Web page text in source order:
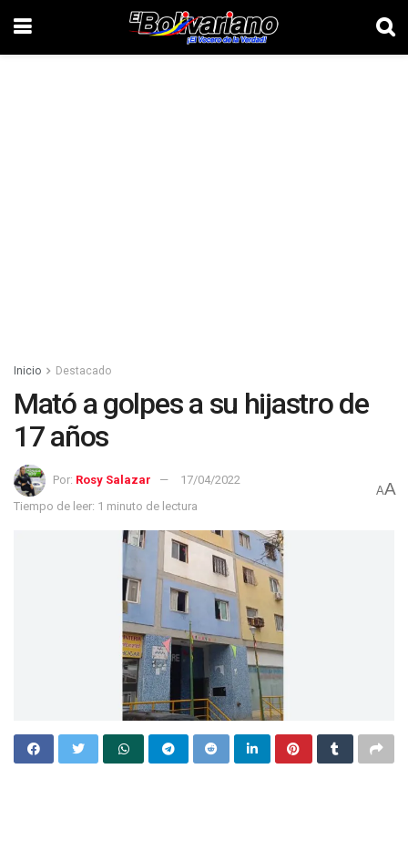
Inicio Destacado
Mató a golpes a su hijastro de
17 años
Por: Rosy Salazar
17/04/2022
Tiempo de leer: 1 minuto de lectura
AA